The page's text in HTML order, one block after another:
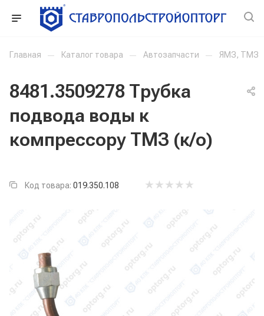
Главная — Каталог товара — Автозапчасти — ЯМЗ, ТМЗ
8481.3509278 Трубка
подвода воды к
компрессору ТМЗ (к/о)
Код товара: 019.350.108